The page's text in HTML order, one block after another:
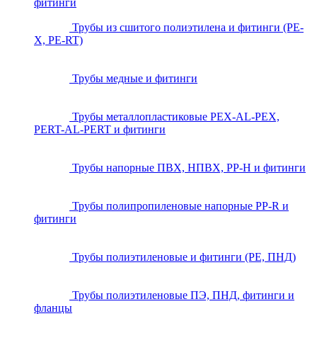
фитинги
Трубы из сшитого полиэтилена и фитинги (PE-
X, PE-RT)
Трубы медные и фитинги
Трубы металлопластиковые PEX-AL-PEX,
PERT-AL-PERT и фитинги
Трубы напорные ПВХ, НПВХ, PP-H и фитинги
Трубы полипропиленовые напорные PP-R и
фитинги
Трубы полиэтиленовые и фитинги (PE, ПНД)
Трубы полиэтиленовые ПЭ, ПНД, фитинги и
фланцы